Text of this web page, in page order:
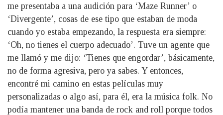
me presentaba a una audición para ‘Maze Runner’ o
‘Divergente’, cosas de ese tipo que estaban de moda
cuando yo estaba empezando, la respuesta era siempre:
‘Oh, no tienes el cuerpo adecuado’. Tuve un agente que
me llamó y me dijo: ‘Tienes que engordar’, básicamente,
no de forma agresiva, pero ya sabes. Y entonces,
encontré mi camino en estas películas muy
personalizadas o algo así, para él, era la música folk. No
podía mantener una banda de rock and roll porque todos